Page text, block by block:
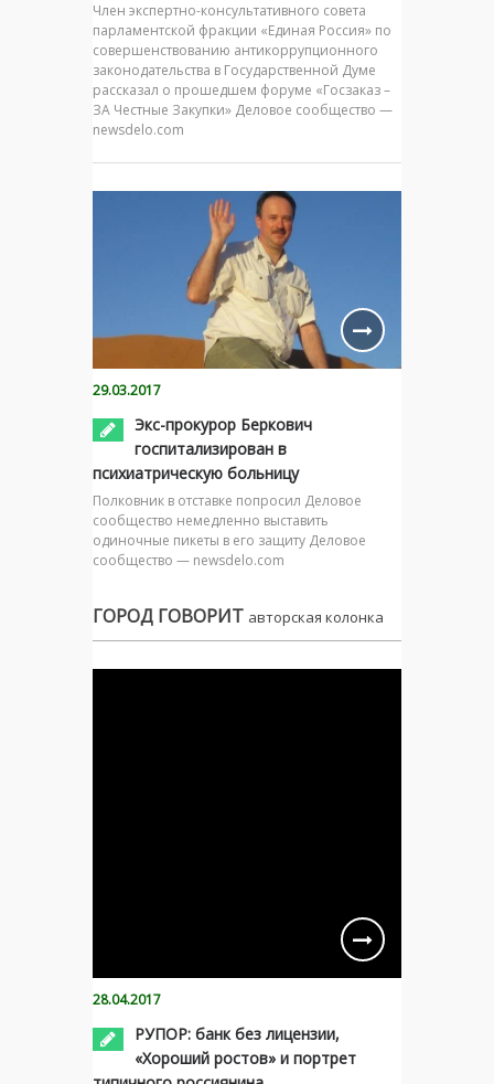
Член экспертно-консультативного совета
парламентской фракции «Единая Россия» по
совершенствованию антикоррупционного
законодательства в Государственной Думе
рассказал о прошедшем форуме «Госзаказ –
ЗА Честные Закупки» Деловое сообщество —
newsdelo.com
29.03.2017
Экс-прокурор Беркович
госпитализирован в
психиатрическую больницу
Полковник в отставке попросил Деловое
сообщество немедленно выставить
одиночные пикеты в его защиту Деловое
сообщество — newsdelo.com
ГОРОД ГОВОРИТ авторская колонка
28.04.2017
РУПОР: банк без лицензии,
«Хороший ростов» и портрет